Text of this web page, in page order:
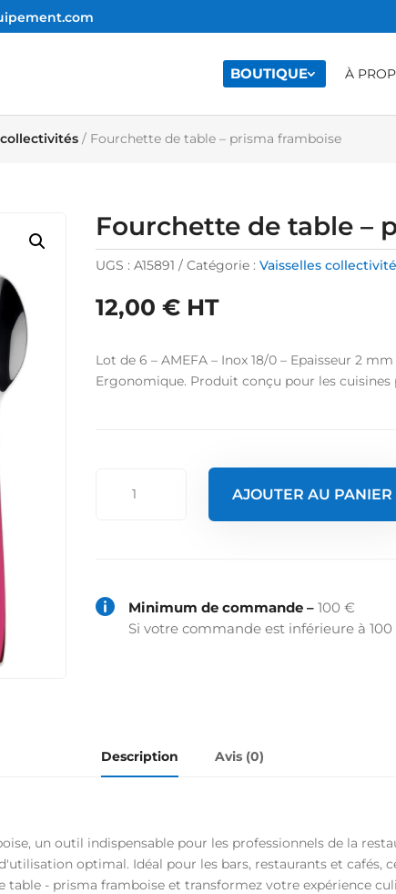
BOUTIQUE À
/ Fourchette de table – prisma framboise
Fourchette de table –
UGS :A15891 Catégorie :Vaisselles
12,00€ HT
Lot de 6 – AMEFA – Inox 18/0 – Epaisseur 2
Ergonomique. Produit conçu pour les
prisma
framboise
AJOUTER AU PANIER
 Minimum de commande – 100 €
Si votre commande est inférieure à
Description Avis (0)
un outil indispensable pour les professionnels de la
optimal. Idéal pour les bars, restaurants et cafés,
table - prisma framboise et transformez votre expérience